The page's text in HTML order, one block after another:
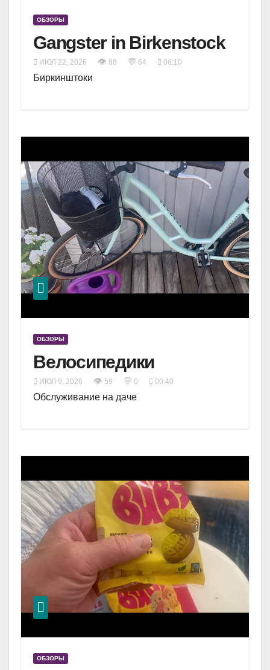
ОБЗОРЫ
Gangster in Birkenstock
ИЮЛ 22, 2026 👁 88 💬 64 06:10
Биркинштоки
ОБЗОРЫ
Велосипедики
ИЮЛ 9, 2026 👁 59 💬 0 00:40
Обслуживание на даче
ОБЗОРЫ